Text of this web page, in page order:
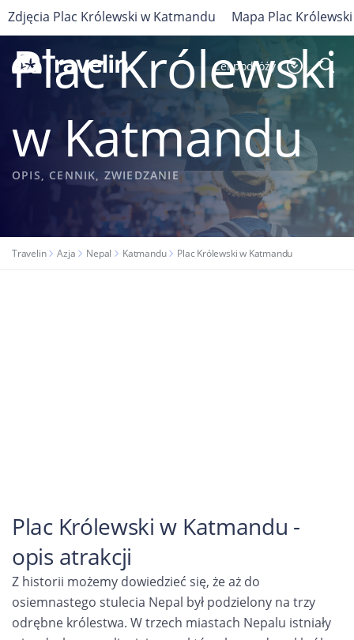
Cel podróży
NEPAL
Plac Królewski
w Katmandu
OPIS, CENNIK, ZWIEDZANIE
Travelin Azja Nepal Katmandu Plac Królewski w Katmandu
Zdjęcia Plac Królewski w Katmandu Mapa Plac
Plac Królewski w Katmandu -
opis atrakcji
Z historii możemy dowiedzieć się, że aż do
osiemnastego stulecia Nepal był podzielony na trzy
odrębne królestwa. W trzech miastach Nepalu istniały